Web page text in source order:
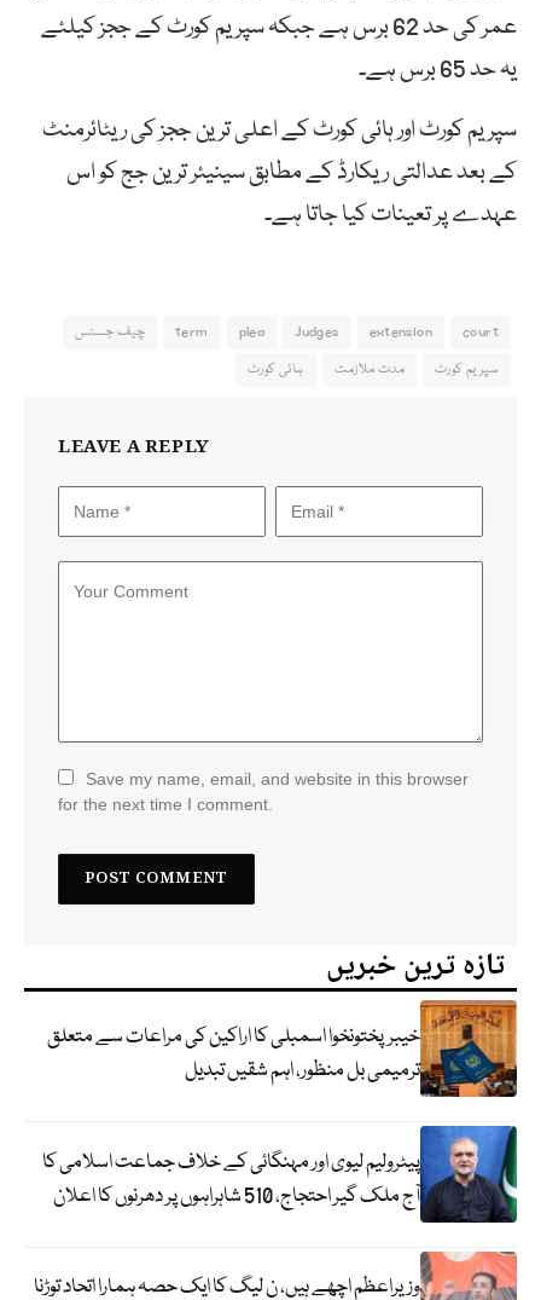
عمر کی حد 62 برس ہے جبکہ سپریم کورٹ کے ججز کیلئے
یہ حد 65 برس ہے۔
سپریم کورٹ اور ہائی کورٹ کے اعلی ترین ججز کی ریٹائرمنٹ
کے بعد عدالتی ریکارڈ کے مطابق سینیئر ترین جج کو اس
عہدے پر تعینات کیا جاتا ہے۔
court
extension
Judges
plea
term
چیف جسٹس
سپریم کورٹ
مدت ملازمت ہائی کورٹ
LEAVE A REPLY
Save my name, email, and website in this browser
for the next time I comment.
تازہ ترین خبریں
خیبرپختونخوا اسمبلی کا اراکین کی مراعات سے متعلق
ترمیمی بل منظور، اہم شقیں تبدیل
پیٹرولیم لیوی اور مہنگائی کے خلاف جماعت اسلامی کا
آج ملک گیر احتجاج، 510 شاہراہوں پر دھرنوں کا اعلان
وزیراعظم اچھے ہیں، ن لیگ کا ایک حصہ ہمارا اتحاد توڑنا